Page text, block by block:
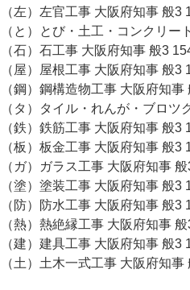
（左）左官工事 大阪府知事 般3
（と）とび・土工・コンクリ
（石）石工事 大阪府知事 般3
（屋）屋根工事 大阪府知事 般3
（鋼）鋼構造物工事 大阪府知
（タ）タイル・れんが・ブロ
（鉄）鉄筋工事 大阪府知事 般3
（板）板金工事 大阪府知事 般3
（ガ）ガラス工事 大阪府知事
（塗）塗装工事 大阪府知事 般3
（防）防水工事 大阪府知事 般3
（熱）熱絶縁工事 大阪府知事
（建）建具工事 大阪府知事 般3
（土）土木一式工事 大阪府知